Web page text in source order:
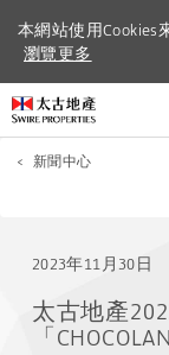
本網站使用Cookies
瀏覽更多
本網站使用Cookies
瀏覽更多
< 新聞中心
2023年11月30日
太古地產
「